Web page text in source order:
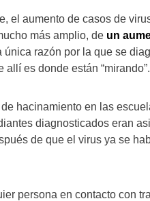
el aumento de casos de
más amplio, de un
única razón por la que se
es donde están “mirando”.
hacinamiento en las
diagnosticados eran
de que el virus ya se
persona en contacto con